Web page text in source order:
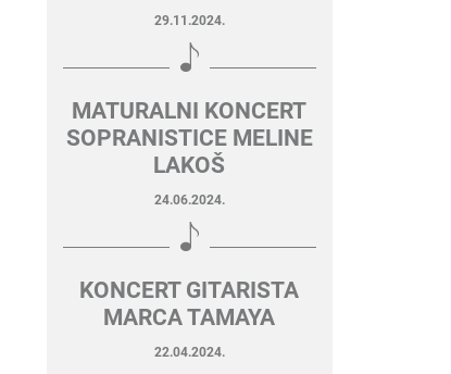
29.11.2024.
MATURALNI KONCERT
SOPRANISTICE MELINE
LAKOŠ
24.06.2024.
KONCERT GITARISTA
MARCA TAMAYA
22.04.2024.